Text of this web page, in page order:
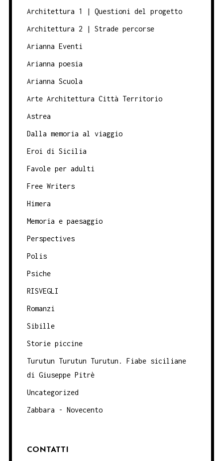
Architettura 1 | Questioni del progetto
Architettura 2 | Strade percorse
Arianna Eventi
Arianna poesia
Arianna Scuola
Arte Architettura Città Territorio
Astrea
Dalla memoria al viaggio
Eroi di Sicilia
Favole per adulti
Free Writers
Himera
Memoria e paesaggio
Perspectives
Polis
Psiche
RISVEGLI
Romanzi
Sibille
Storie piccine
Turutun Turutun Turutun. Fiabe siciliane
di Giuseppe Pitrè
Uncategorized
Zabbara - Novecento
CONTATTI